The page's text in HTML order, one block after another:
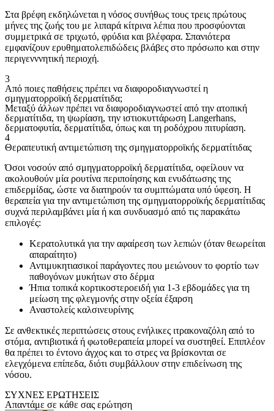
Στα βρέφη εκδηλώνεται η νόσος συνήθως τους τρεις πρώτους
μήνες της ζωής του με λιπαρά κίτρινα λέπια που προσφύονται
συμμετρικά σε τριχωτό, φρύδια και βλέφαρα. Σπανιότερα
εμφανίζουν ερυθηματολεπιδώδεις βλάβες στο πρόσωπο και στην
περιγενννητική περιοχή.
3
Από ποιες παθήσεις πρέπει να διαφοροδιαγνωστεί η
σμηγματορροϊκή δερματίτιδα;
Μεταξύ άλλων πρέπει να διαφοροδιαγνωστεί από την ατοπική
δερματίτιδα, τη ψωρίαση, την ιστιοκυττάρωση Langerhans,
δερματοφυτία, δερματίτιδα, όπως και τη ροδόχρου πιτυρίαση.
4
Θεραπευτική αντιμετώπιση της σμηγματορροϊκής δερματίτιδας
Όσοι νοσούν από σμηγματορροϊκή δερματίτιδα, οφείλουν να
ακολουθούν μία ρουτίνα περιποίησης και ενυδάτωσης της
επιδερμίδας, ώστε να διατηρούν τα συμπτώματα υπό ύφεση. Η
θεραπεία για την αντιμετώπιση της σμηγματορροϊκής δερματίτιδας
συχνά περιλαμβάνει μία ή και συνδυασμό από τις παρακάτω
επιλογές:
Κερατολυτικά για την αφαίρεση των λεπιών (όταν θεωρείται
απαραίτητο)
Αντιμυκητιασικοί παράγοντες που μειώνουν το φορτίο των
παθογόνων μυκήτων στο δέρμα
Ήπια τοπικά κορτικοστεροειδή για 1-3 εβδομάδες για τη
μείωση της φλεγμονής στην οξεία έξαρση
Αναστολείς καλσινευρίνης
Σε ανθεκτικές περιπτώσεις στους ενήλικες ιτρακοναζόλη από το
στόμα, αντιβιοτικά ή φωτοθεραπεία μπορεί να συστηθεί. Επιπλέον
θα πρέπει το έντονο άγχος και το στρες να βρίσκονται σε
ελεγχόμενα επίπεδα, διότι συμβάλλουν στην επιδείνωση της
νόσου.
ΣΥΧΝEΣ ΕΡΩΤHΣΕΙΣ
Απαντάμε σε κάθε σας ερώτηση